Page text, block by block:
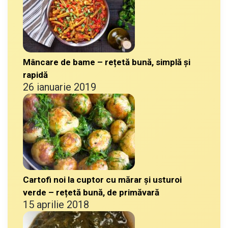
Mâncare de bame – rețetă bună, simplă și
rapidă
26 ianuarie 2019
Cartofi noi la cuptor cu mărar și usturoi
verde – rețetă bună, de primăvară
15 aprilie 2018